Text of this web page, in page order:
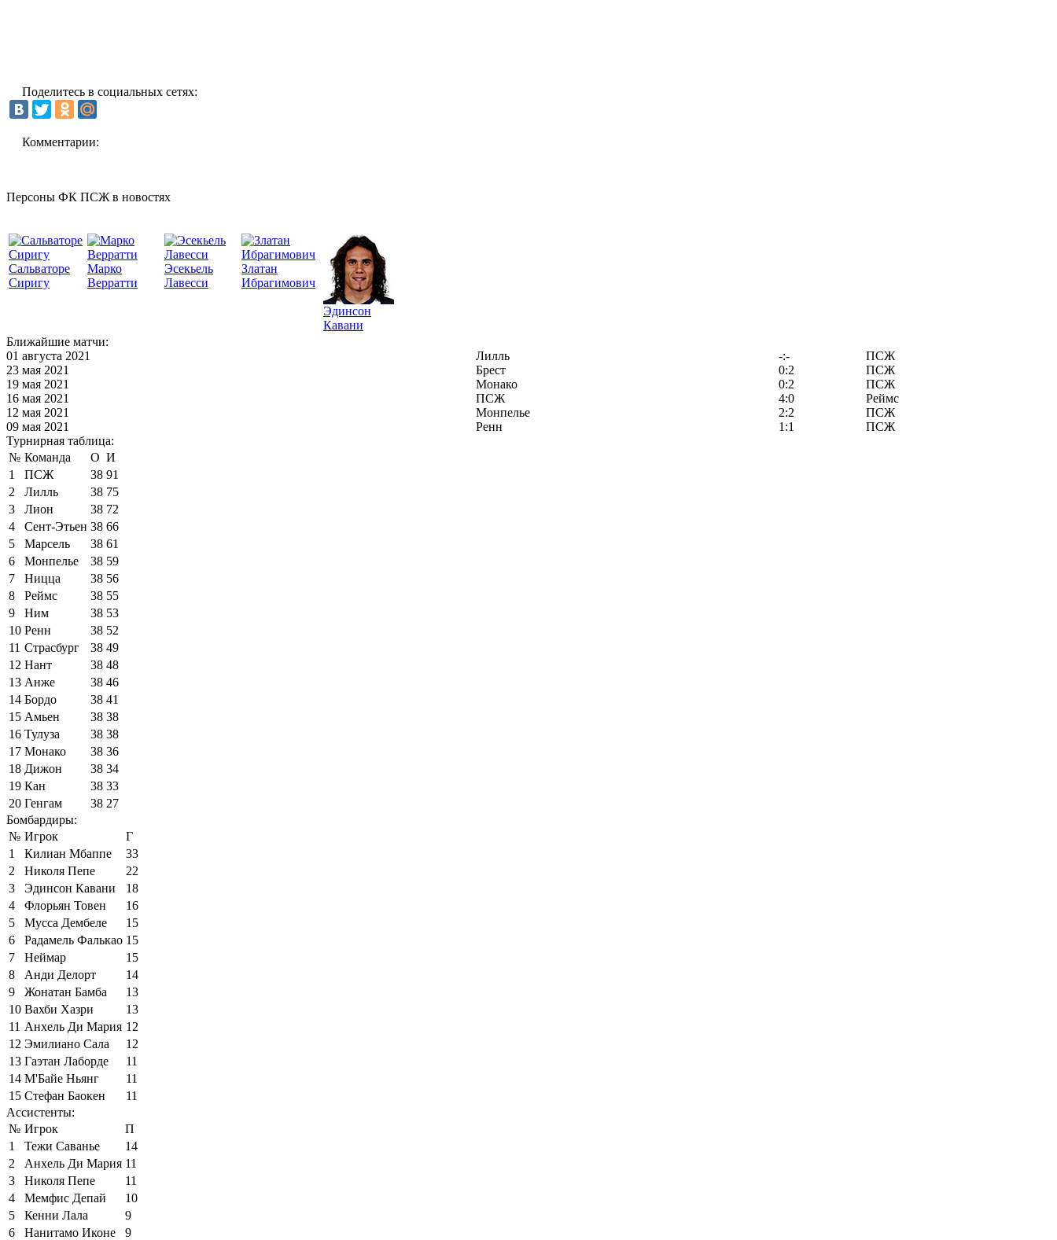
Поделитесь в социальных сетях:
Комментарии:
Персоны ФК ПСЖ в новостях
Сальваторе
Сиригу
Марко
Верратти
Эсекьель
Лавесси
Златан
Ибрагимович
Эдинсон
Кавани
Ближайшие матчи:
01 августа 2021
Лилль -:-
ПСЖ
23 мая 2021
Брест 0:2
ПСЖ
19 мая 2021
Монако 0:2
ПСЖ
16 мая 2021
ПСЖ 4:0
Реймс
12 мая 2021
Монпелье 2:2
ПСЖ
09 мая 2021
Ренн 1:1
ПСЖ
Турнирная таблица:
№ Команда О И
1
ПСЖ 38 91
2
Лилль 38 75
3
Лион 38 72
4
Сент-Этьен 38 66
5
Марсель 38 61
6
Монпелье 38 59
7
Ницца 38 56
8
Реймс 38 55
9
Ним 38 53
10 Ренн 38 52
11 Страсбург 38 49
12 Нант 38 48
13 Анже 38 46
14 Бордо 38 41
15 Амьен 38 38
16 Тулуза 38 38
17 Монако 38 36
18 Дижон 38 34
19 Кан 38 33
20 Генгам 38 27
Бомбардиры:
№ Игрок
Г
1
Килиан Мбаппе
33
2
Николя Пепе
22
3
Эдинсон Кавани
18
4
Флорьян Товен
16
5
Мусса Дембеле
15
6
Радамель Фалькао 15
7
Неймар
15
8
Анди Делорт
14
9
Жонатан Бамба
13
10 Вахби Хазри
13
11 Анхель Ди Мария 12
12 Эмилиано Сала
12
13 Гаэтан Лаборде
11
14 М'Байе Ньянг
11
15 Стефан Баокен
11
Ассистенты:
№ Игрок
П
1
Тежи Саванье
14
2
Анхель Ди Мария 11
3
Николя Пепе
11
4
Мемфис Депай
10
5
Кенни Лала
9
6
Нанитамо Иконе
9